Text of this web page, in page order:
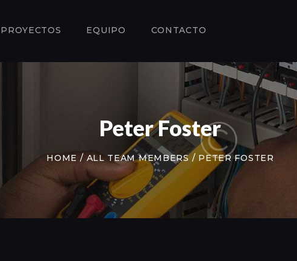
PROYECTOS EQUIPO CONTACTO
Peter Foster
HOME ALL TEAM MEMBERS PETER FOSTER
PROYECTOS